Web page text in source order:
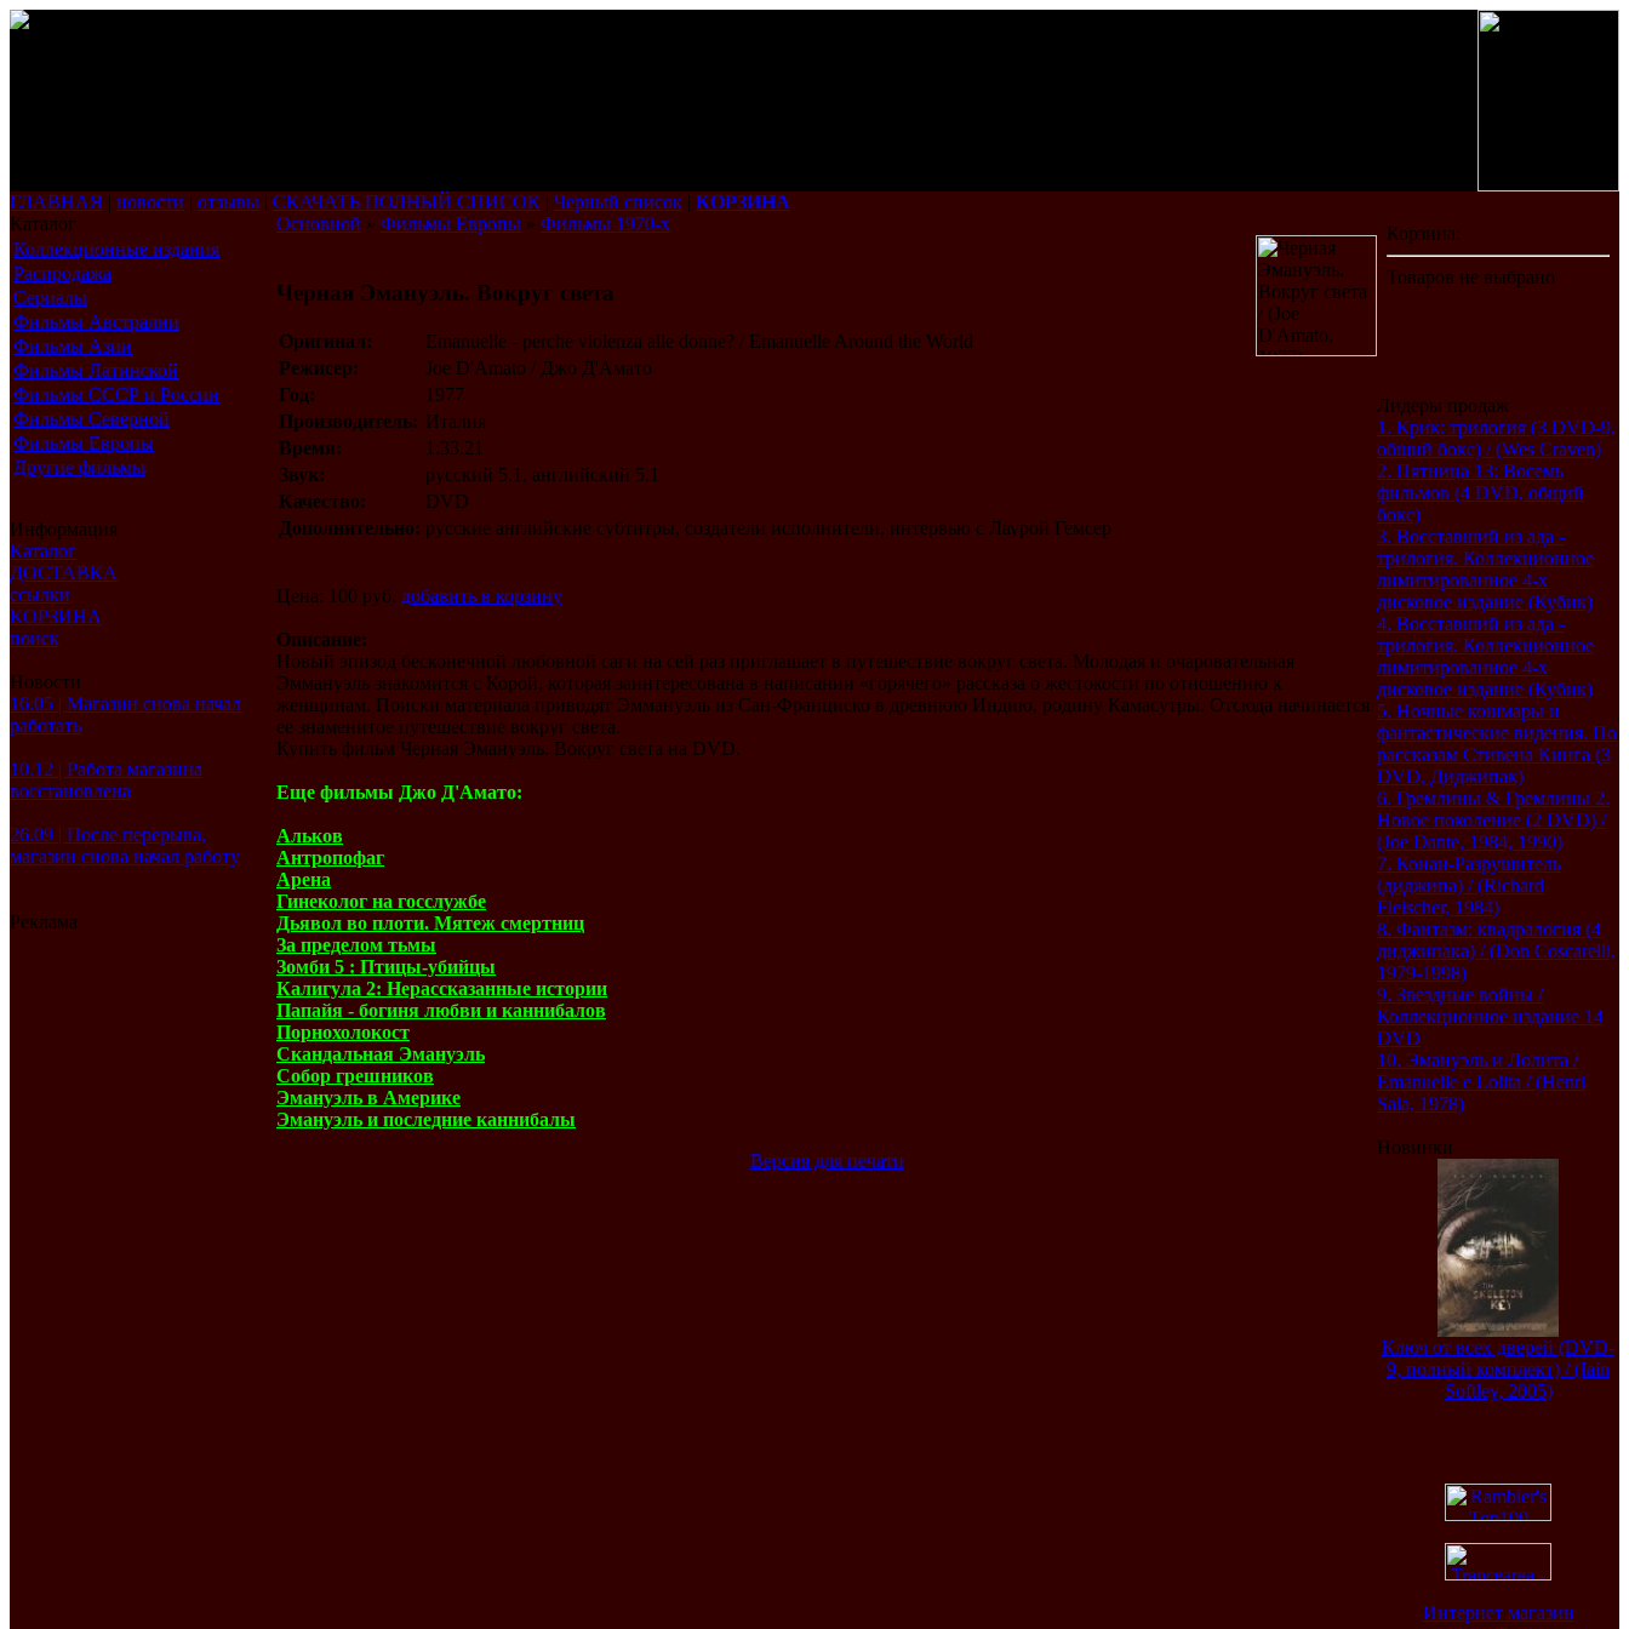
ГЛАВНАЯ | новости | отзывы | СКАЧАТЬ ПОЛНЫЙ СПИСОК | Черный список | КОРЗИНА
Каталог
Коллекционные издания
Распродажа
Сериалы
Фильмы Австралии
Фильмы Азии
Фильмы Латинской
Америки
Фильмы СССР и России
Фильмы Северной
Америки
Фильмы Европы
Другие фильмы
Информация
Каталог
ДОСТАВКА
ссылки
КОРЗИНА
поиск
Новости
16.05 | Магазин снова начал
работать
10.12 | Работа магазина
восстановлена
26.09 | После перерыва,
магазин снова начал работу
Реклама
Основной » Фильмы Европы » Фильмы 1970-х
Черная Эмануэль. Вокруг света
Оригинал:
Emanuelle - perche violenza alle donne? / Emanuelle Around the World
Режисер:
Joe D'Amato / Джо Д'Амато
Год:
1977
Производитель: Италия
Время:
1:33.21
Звук:
русский 5.1, английский 5.1
Качество:
DVD
Дополнительно: русские английские субтитры, создатели исполнители, интервью с Лаурой Гемсер
Цена: 100 руб. добавить в корзину
Описание:
Новый эпизод бесконечной любовной саги на сей раз приглашает в путешествие вокруг света. Молодая и очаровательная
Эммануэль знакомится с Корой, которая заинтересована в написании «горячего» рассказа о жестокости по отношению к
женщинам. Поиски материала приводят Эммануэль из Сан-Франциско в древнюю Индию, родину Камасутры. Отсюда начинается
ее знаменитое путешествие вокруг света.
Купить фильм Черная Эмануэль. Вокруг света на DVD.
Еще фильмы Джо Д'Амато:
Альков
Антропофаг
Арена
Гинеколог на госслужбе
Дьявол во плоти. Мятеж смертниц
За пределом тьмы
Зомби 5 : Птицы-убийцы
Калигула 2: Нерассказанные истории
Папайя - богиня любви и каннибалов
Порнохолокост
Скандальная Эмануэль
Собор грешников
Эмануэль в Америке
Эмануэль и последние каннибалы
Версия для печати
Лидеры продаж
1. Крик: трилогия (3 DVD-9,
общий бокс) / (Wes Craven)
2. Пятница 13: Восемь
фильмов (4 DVD, общий
бокс)
3. Восставший из ада -
трилогия. Коллекционное
лимитированное 4-х
дисковое издание (Кубик)
4. Восставший из ада -
трилогия. Коллекционное
лимитированное 4-х
дисковое издание (Кубик)
5. Ночные кошмары и
фантастические видения. По
рассказам Стивена Кинга (3
DVD, Диджипак)
6. Гремлины & Гремлины 2.
Новое поколение (2 DVD) /
(Joe Dante, 1984, 1990)
7. Конан-Разрушитель
(диджипа) / (Richard
Fleischer, 1984)
8. Фантазм: квадралогия (4
диджипака) / (Don Coscarelli,
1979-1998)
9. Звездные войны /
Коллекционное издание 14
DVD
10. Эмануэль и Лолита /
Emanuelle e Lolita / (Henri
Sala, 1978)
Новинки
Ключ от всех дверей (DVD-
9, полный комплект) / (Iain
Softley, 2005)
Интернет магазин